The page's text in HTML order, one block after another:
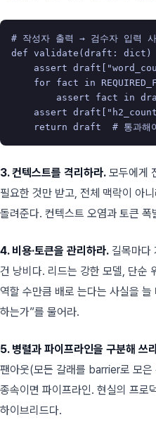
# 작성자 출력 → 검수자 입력
def validate ( draft : dict )
assert draft
for fact in
assert
fact in
assert draft
return draft # 통과해
3. 컨텍스트를 격리하라. 모두에게
필요한 것만 받고, 전체 맥락이 아
돌려준다. 컨텍스트 오염과 토큰
4. 비용·토큰을 관리하라. 길목마다
건 낭비다. 리드는 강한 모델, 단순
역할 수만큼 배로 는다는 사실을
하는가”를 물어라.
5. 병렬과 파이프라인을 구분해 쓰
팬아웃(모든 갈래를 barrier로 모은
종속이면 파이프라인. 현실의 프로
하이브리드다.